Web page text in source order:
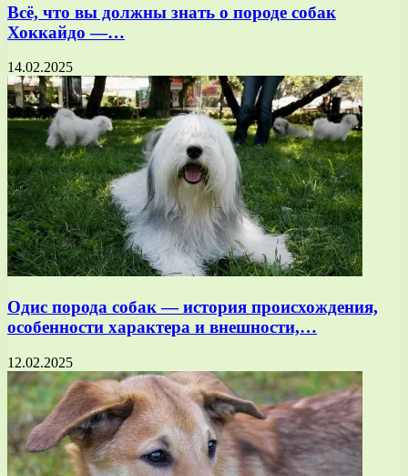
Всё, что вы должны знать о породе собак
Хоккайдо —…
14.02.2025
Одис порода собак — история происхождения,
особенности характера и внешности,…
12.02.2025